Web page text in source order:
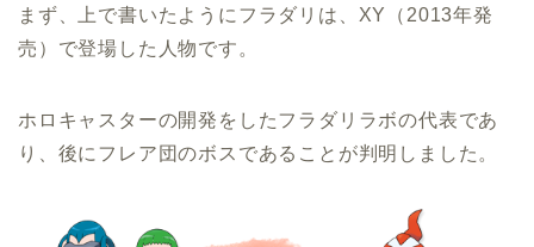
まず、上で書いたようにフラダリは、XY（2013年発
売）で登場した人物です。
ホロキャスターの開発をしたフラダリラボの代表であ
り、後にフレア団のボスであることが判明しました。